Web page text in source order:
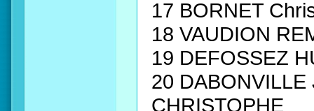
17 BORNET
18 VAUDION
19 DEFOSSEZ
20 DABONVILLE
CHRISTOPHE